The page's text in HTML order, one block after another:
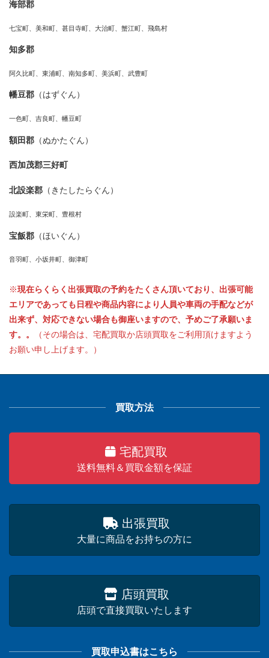
海部郡
七宝町、美和町、甚目寺町、大治町、蟹江町、飛島村
知多郡
阿久比町、東浦町、南知多町、美浜町、武豊町
幡豆郡 （はずぐん）
一色町、吉良町、幡豆町
額田郡 （ぬかたぐん）
西加茂郡三好町
北設楽郡 （きたしたらぐん）
設楽町、東栄町、豊根村
宝飯郡 （ほいぐん）
音羽町、小坂井町、御津町
※現在らくらく出張買取の予約をたくさん頂いており、出張可能
エリアであっても日程や商品内容により人員や車両の手配などが
出来ず、対応できない場合も御座いますので、予めご了承願いま
す。。
（その場合は、宅配買取か店頭買取をご利用頂けますよう
お願い申し上げます。）
買取方法
宅配買取
送料無料＆買取金額を保証
出張買取
大量に商品をお持ちの方に
店頭買取
店頭で直接買取いたします
買取申込書はこちら